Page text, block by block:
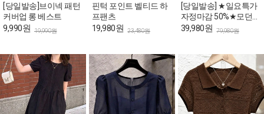
[당일발송]브이넥 패턴
커버업 롱 베스트
9,990원 19,990원
핀턱 포인트 벨티드 하
프팬츠
19,980원 23,480원
[당일발송] ★일요특가
자정마감 50%★모던
오피스룩 블라우스&H
39,980원 79,980원